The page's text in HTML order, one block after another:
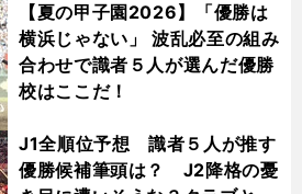
【夏の甲子園2026】「優勝は
横浜じゃない」 波乱必至の組み
合わせで識者５人が選んだ優勝
校はここだ！
J1全順位予想 識者５人が推す
優勝候補筆頭は？ J2降格の憂